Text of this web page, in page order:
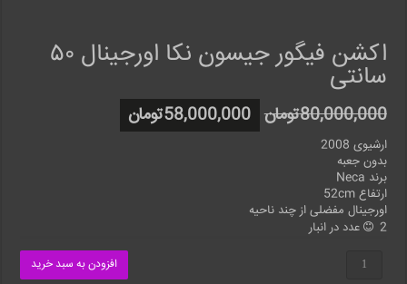
اکشن فیگور جیسون نکا اورجینال ۵۰
سانتی
80,000,000تومان 58,000,000تومان
ارشیوی 2008
بدون جعبه
برند Neca
ارتفاع 52cm
اورجینال مفضلی از چند ناحیه
2 عدد در انبار
اکشن
فیگور
افزودن به سبد خرید